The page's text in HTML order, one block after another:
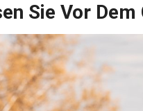
Sie Vor